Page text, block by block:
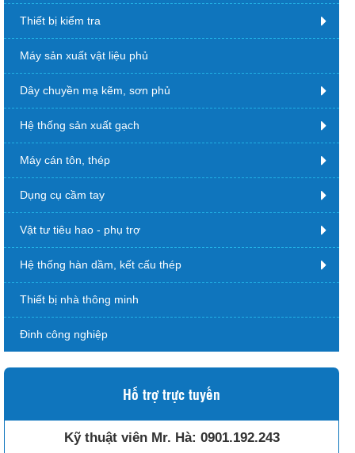
Thiết bị kiểm tra
Máy sản xuất vật liệu phủ
Dây chuyền mạ kẽm, sơn phủ
Hệ thống sản xuất gạch
Máy cán tôn, thép
Dụng cụ cầm tay
Vật tư tiêu hao - phụ trợ
Hệ thống hàn dầm, kết cấu thép
Thiết bị nhà thông minh
Đinh công nghiệp
Hỗ trợ trực tuyến
Kỹ thuật viên Mr. Hà: 0901.192.243